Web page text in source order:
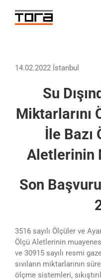
content
14.02.2022 İstanbul
Su
Miktarlarını
İle Bazı
Aletlerinin
Son
3516 sayılı Ölçüler ve
Ölçü Aletlerinin
ve 30915 sayılı resmi
sıvıların miktarlarının
ölçme sistemleri,